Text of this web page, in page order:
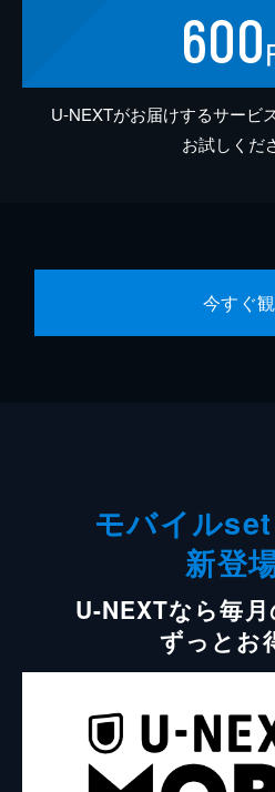
600
U-NEXTがお届けするサービ
お試しくだ
今すぐ
モバイル
新登
U-NEXTなら毎
ずっとお